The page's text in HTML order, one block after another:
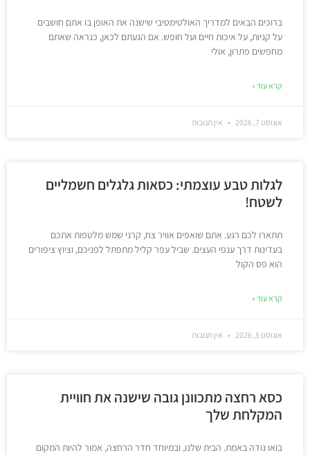
ברוכים הבאים למדריך האולטימטיבי שישנה את האופן בו אתם חושבים
על קניות, על איכות חיים ועל חופש. אם הגעתם לכאן, כנראה שאתם
מחפשים פתרון, אולי
קרא עוד »
אוגוסט 7, 2026 אין תגובות
לגלות טבע עוצמתי: כסאות גלגלים חשמליים
לשטח!
תתארו לכם רגע. אתם שואפים אוויר צח, קרני שמש מלטפות אתכם
בעדינות דרך ענפי העצים. שביל עפר קליל מתפתל לפניכם, וציוץ ציפורים
הוא פס הקול
קרא עוד »
אוגוסט 5, 2026 אין תגובות
כסא רחצה מתכוונן גובה שישנה את חוויית
המקלחת שלך
בואו נודה באמת. הבית שלנו, ובמיוחד חדר הרחצה, אמור להיות המקום